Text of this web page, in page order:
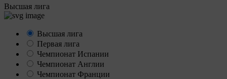
Высшая лига
Высшая лига
Первая лига
Чемпионат Испании
Чемпионат Англии
Чемпионат Франции